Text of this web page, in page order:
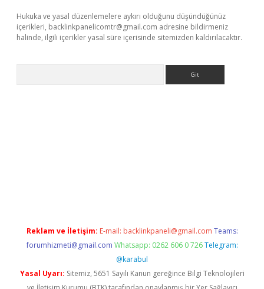
Hukuka ve yasal düzenlemelere aykırı olduğunu düşündüğünüz
içerikleri, backlinkpanelicomtr@gmail.com adresine bildirmeniz
halinde, ilgili içerikler yasal süre içerisinde sitemizden kaldırılacaktır.
Reklam ve İletişim: E-mail: backlinkpaneli@gmail.com Teams:
forumhizmeti@gmail.com Whatsapp: 0262 606 0 726 Telegram:
@karabul
Yasal Uyarı: Sitemiz, 5651 Sayılı Kanun gereğince Bilgi Teknolojileri